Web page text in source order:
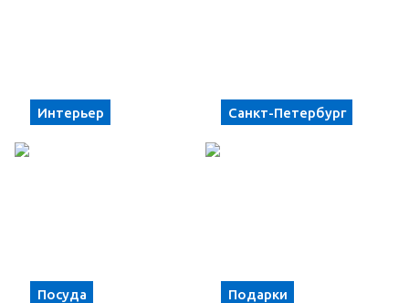
Интерьер Санкт-Петербург
Посуда Подарки